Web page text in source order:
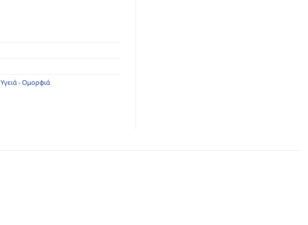
Υγειά - Ομορφιά